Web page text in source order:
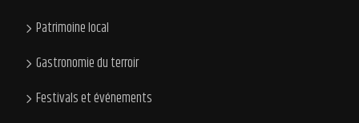
Patrimoine local
Gastronomie du terroir
Festivals et événements